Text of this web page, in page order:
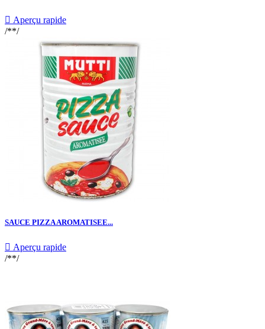
 Aperçu rapide
/**/
SAUCE PIZZA AROMATISEE...
 Aperçu rapide
/**/